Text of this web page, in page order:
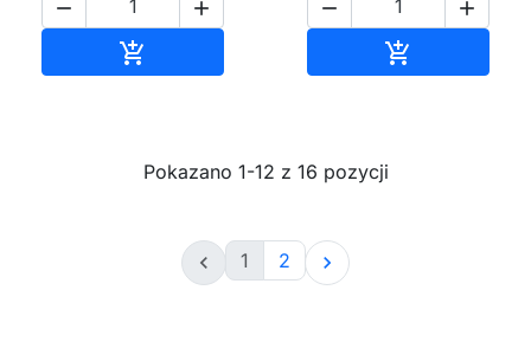
 

 

Pokazano 1-12 z 16 pozycji
 1 2 